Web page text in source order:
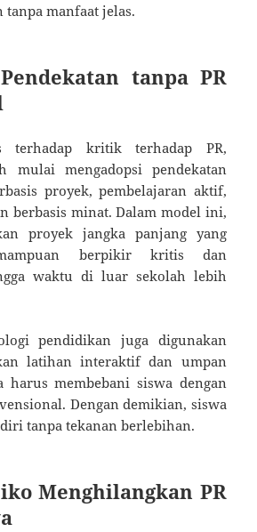
tanpa manfaat jelas.
tanpa PR
terhadap kritik terhadap PR,
mulai mengadopsi pendekatan
proyek, pembelajaran aktif,
berbasis minat. Dalam model ini,
proyek jangka panjang yang
berpikir kritis dan
waktu di luar sekolah lebih
pendidikan juga digunakan
latihan interaktif dan umpan
harus membebani siswa dengan
Dengan demikian, siswa
tanpa tekanan berlebihan.
Menghilangkan PR